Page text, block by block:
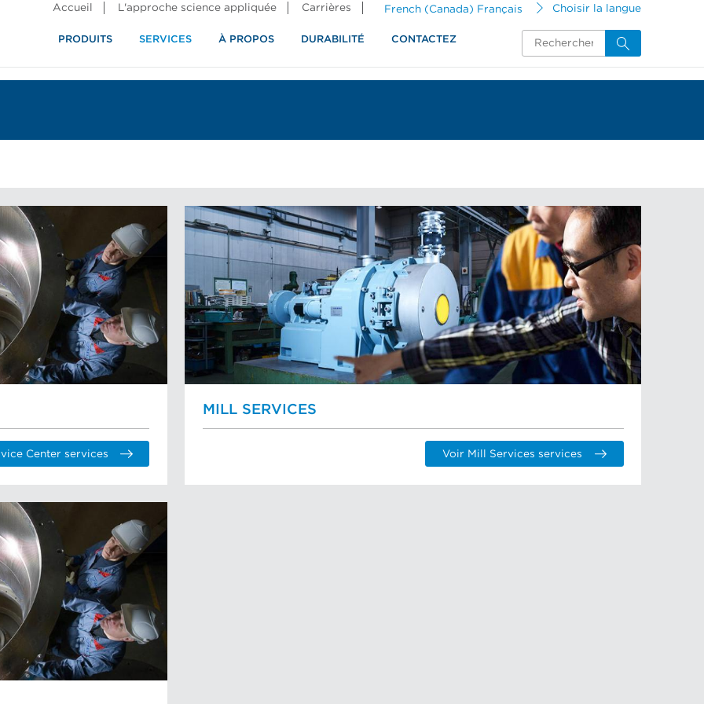
French (Canada) Français Choisir la langue
Accueil L'approche science appliquée Carrières
PRODUITS SERVICES À PROPOS DURABILITÉ CONTACTEZ
Center services
MILL SERVICES
Voir Mill Services services